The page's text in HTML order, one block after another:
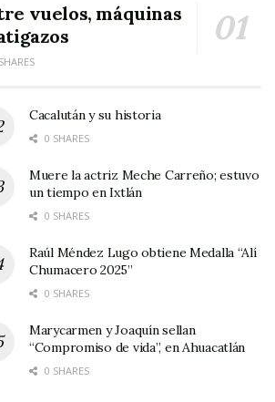
hasta el tuétano metida;
e instituciones corrompidas;
del país es un panteón.
surgen las sátiras rimas
en el alma, y lastima…
vuelos, máquinas
Cacalután y su historia
0 SHARES
Muere la actriz Meche Carreño; estuvo
un tiempo en Ixtlán
0 SHARES
Raúl Méndez Lugo obtiene Medalla “Alí
Chumacero 2025”
0 SHARES
Marycarmen y Joaquín sellan
“Compromiso de vida”, en Ahuacatlán
0 SHARES